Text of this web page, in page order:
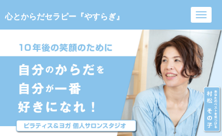
心とからだセラピー『やすらぎ』